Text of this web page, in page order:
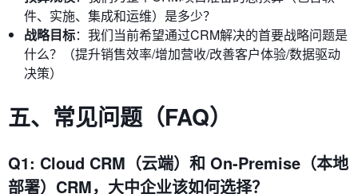
件、实施、集成和运维）是多少？
战略目标：我们当前希望通过CRM解决的首要战略问题是
什么？（提升销售效率/增加营收/改善客户体验/数据驱动
决策）
五、常见问题（FAQ）
Q1: Cloud CRM（云端）和 On-Premise（本地
部署）CRM，大中企业该如何选择？